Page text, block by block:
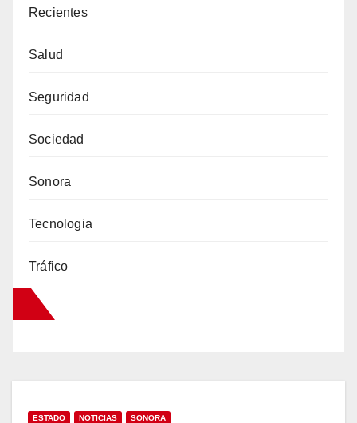
Recientes
Salud
Seguridad
Sociedad
Sonora
Tecnologia
Tráfico
ESTADO NOTICIAS SONORA